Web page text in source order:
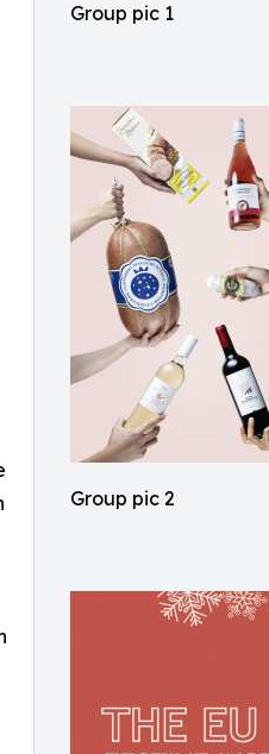
Group pic 1
Group pic 2